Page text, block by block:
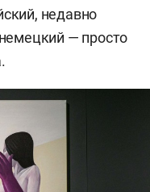
недавно
— просто